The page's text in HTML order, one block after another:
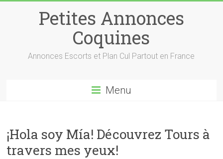
Petites Annonces
Coquines
Annonces Escorts et Plan Cul Partout en France
Menu
¡Hola soy Mía! Découvrez Tours à
travers mes yeux!